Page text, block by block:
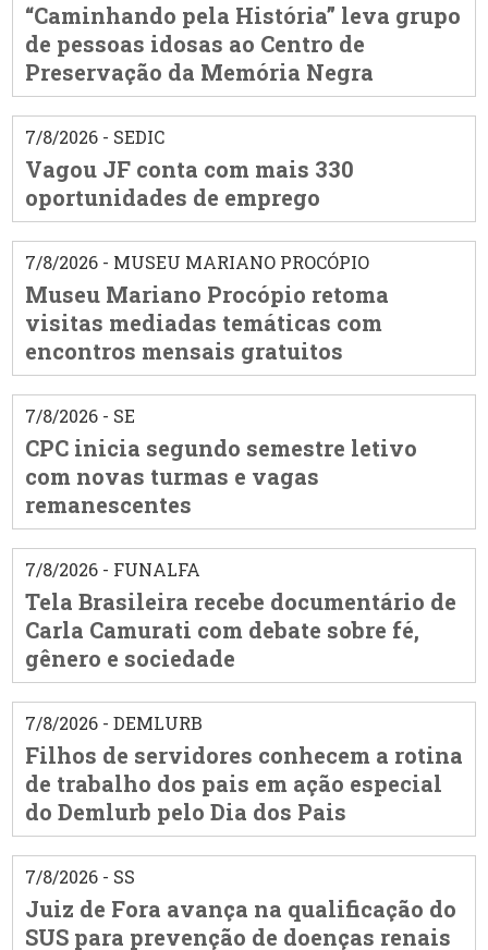
“Caminhando pela História” leva grupo
de pessoas idosas ao Centro de
Preservação da Memória Negra
7/8/2026 - SEDIC
Vagou JF conta com mais 330
oportunidades de emprego
7/8/2026 - MUSEU MARIANO PROCÓPIO
Museu Mariano Procópio retoma
visitas mediadas temáticas com
encontros mensais gratuitos
7/8/2026 - SE
CPC inicia segundo semestre letivo
com novas turmas e vagas
remanescentes
7/8/2026 - FUNALFA
Tela Brasileira recebe documentário de
Carla Camurati com debate sobre fé,
gênero e sociedade
7/8/2026 - DEMLURB
Filhos de servidores conhecem a rotina
de trabalho dos pais em ação especial
do Demlurb pelo Dia dos Pais
7/8/2026 - SS
Juiz de Fora avança na qualificação do
SUS para prevenção de doenças renais